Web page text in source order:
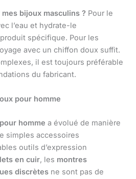
bijoux masculins ? Pour le
l’eau et hydrate-le
spécifique. Pour les
avec un chiffon doux suffit.
il est toujours préférable
du fabricant.
pour homme
homme a évolué de manière
simples accessoires
outils d’expression
en cuir, les montres
discrètes ne sont pas de